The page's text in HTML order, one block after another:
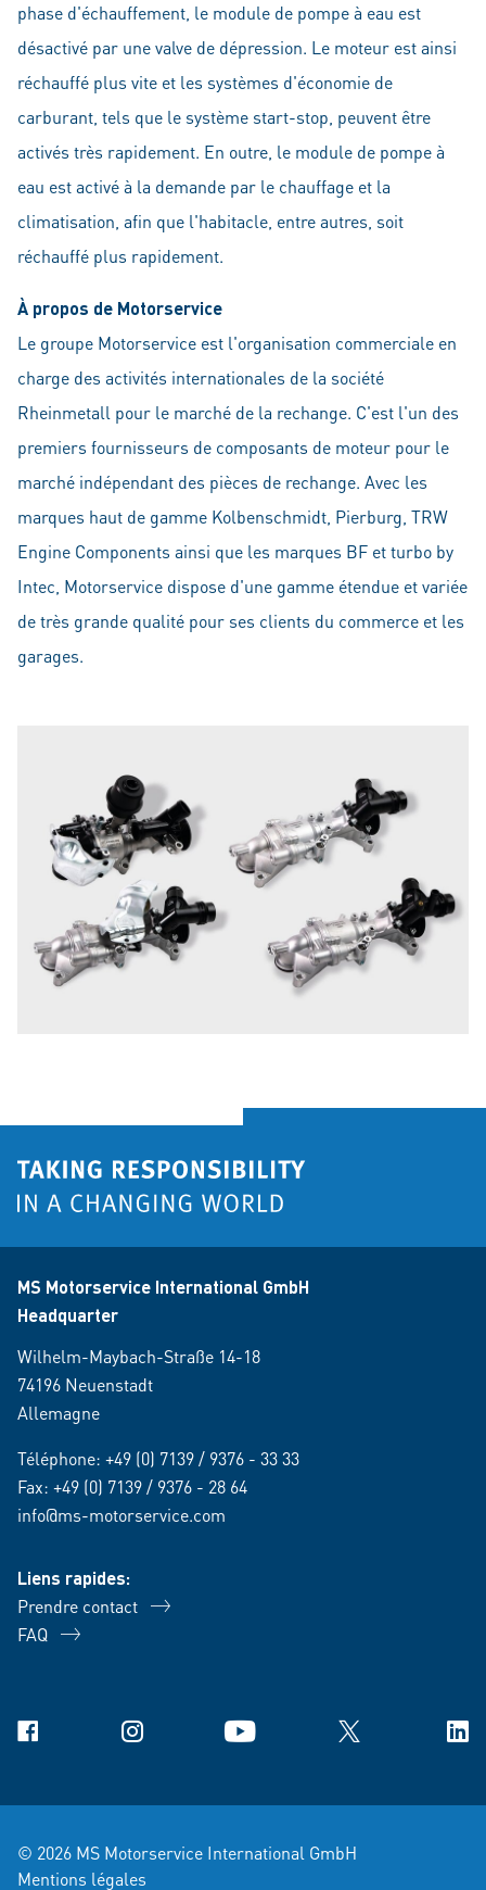
phase d'échauffement, le module de pompe à eau est
désactivé par une valve de dépression. Le moteur est ainsi
réchauffé plus vite et les systèmes d'économie de
carburant, tels que le système start-stop, peuvent être
activés très rapidement. En outre, le module de pompe à
eau est activé à la demande par le chauffage et la
climatisation, afin que l'habitacle, entre autres, soit
réchauffé plus rapidement.
À propos de Motorservice
Le groupe Motorservice est l'organisation commerciale en
charge des activités internationales de la société
Rheinmetall pour le marché de la rechange. C'est l'un des
premiers fournisseurs de composants de moteur pour le
marché indépendant des pièces de rechange. Avec les
marques haut de gamme Kolbenschmidt, Pierburg, TRW
Engine Components ainsi que les marques BF et turbo by
Intec, Motorservice dispose d'une gamme étendue et variée
de très grande qualité pour ses clients du commerce et les
garages.
MS Motorservice International GmbH
Headquarter
Wilhelm-Maybach-Straße 14-18
74196 Neuenstadt
Allemagne
Téléphone: +49 (0) 7139 / 9376 - 33 33
Fax: +49 (0) 7139 / 9376 - 28 64
info@ms-motorservice.com
Liens rapides:
Prendre contact
FAQ
Facebook Instagram YouTube X
© 2026 MS Motorservice International GmbH
Mentions légales